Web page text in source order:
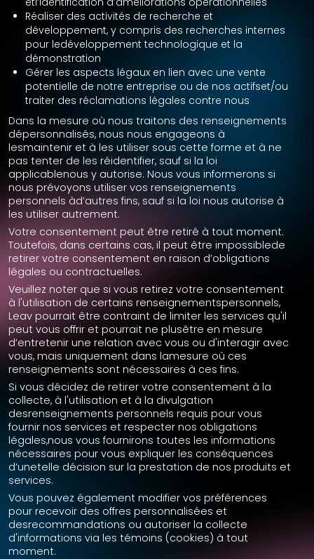
Réaliser des activités de recherche et
développement, y compris des recherches internes
pour ledéveloppement technologique et la
démonstration
Gérer les aspects légaux en lien avec une vente
potentielle de notre entreprise ou de nos actifset/ou
traiter des réclamations légales contre nous
Dans la mesure où nous traitons des renseignements
dépersonnalisés, nous nous engageons à
lesmaintenir et à les utiliser sous cette forme et à ne
pas tenter de les réidentifier, sauf si la loi
applicablenous y autorise. Nous vous informerons si
nous prévoyons utiliser vos renseignements
personnels àd’autres fins, sauf si la loi nous autorise à
les utiliser autrement.
Votre consentement peut être retiré à tout moment.
Toutefois, dans certains cas, il peut être impossiblede
retirer votre consentement en raison d’obligations
légales ou contractuelles.
Veuillez noter que si vous retirez votre consentement
à l'utilisation de certains renseignementspersonnels,
Leav pourrait être contraint de limiter les services qu'il
peut vous offrir et pourrait ne plusêtre en mesure
d’entretenir une relation avec vous ou d'interagir avec
vous, mais uniquement dans lamesure où ces
renseignements sont nécessaires à ces fins.
Si vous décidez de retirer votre consentement à la
collecte, à l'utilisation et à la divulgation
desrenseignements personnels requis pour vous
fournir nos services et respecter nos obligations
légales,nous vous fournirons toutes les informations
nécessaires pour vous expliquer les conséquences
d’unetelle décision sur la prestation de nos produits et
services.
Vous pouvez également modifier vos préférences
pour recevoir des offres personnalisées et
desrecommandations ou autoriser la collecte
d'informations via les témoins (cookies) à tout
moment.